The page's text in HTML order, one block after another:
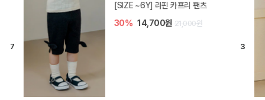
[SIZE ~6Y] 라핀 카프리 팬츠
30% 14,700원 21,000원